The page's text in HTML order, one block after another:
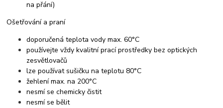
na přání)
Ošetřování a praní
doporučená teplota vody max. 60°C
používejte vždy kvalitní prací prostředky bez optických
zesvětlovačů
lze používat sušičku na teplotu 80°C
žehlení max. na 200°C
nesmí se chemicky čistit
nesmí se bělit